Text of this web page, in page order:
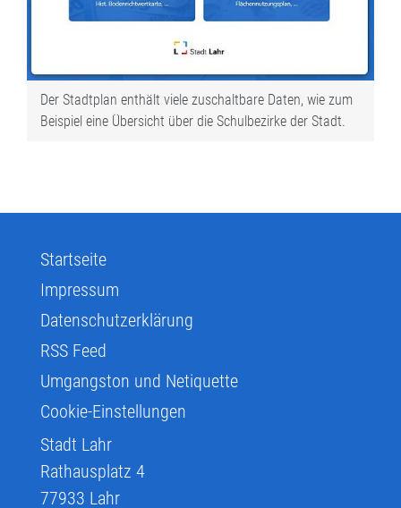
Der Stadtplan enthält viele zuschaltbare Daten, wie zum
Beispiel eine Übersicht über die Schulbezirke der Stadt.
Startseite
Impressum
Datenschutzerklärung
RSS Feed
Umgangston und Netiquette
Cookie-Einstellungen
Stadt Lahr
Rathausplatz 4
77933 Lahr